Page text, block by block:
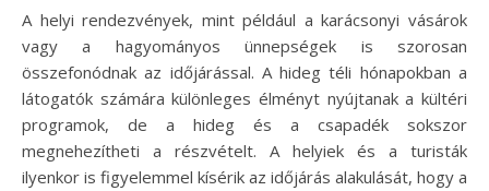
A helyi rendezvények, mint például a karácsonyi vásárok
vagy a hagyományos ünnepségek is szorosan
összefonódnak az időjárással. A hideg téli hónapokban a
látogatók számára különleges élményt nyújtanak a kültéri
programok, de a hideg és a csapadék sokszor
megnehezítheti a részvételt. A helyiek és a turisták
ilyenkor is figyelemmel kísérik az időjárás alakulását, hogy a